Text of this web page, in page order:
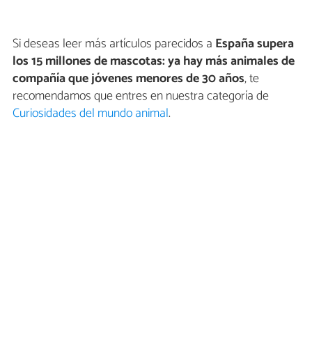
Si deseas leer más artículos parecidos a España supera
los 15 millones de mascotas: ya hay más animales de
compañía que jóvenes menores de 30 años, te
recomendamos que entres en nuestra categoría de
Curiosidades del mundo animal.